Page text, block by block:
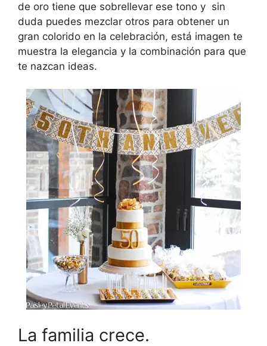
de oro tiene que sobrellevar ese tono y sin
duda puedes mezclar otros para obtener un
gran colorido en la celebración, está imagen te
muestra la elegancia y la combinación para que
te nazcan ideas.
La familia crece.